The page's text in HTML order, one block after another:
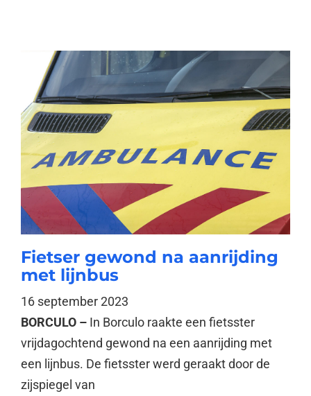
Fietser gewond na aanrijding
met lijnbus
16 september 2023
BORCULO – In Borculo raakte een fietsster
vrijdagochtend gewond na een aanrijding met
een lijnbus. De fietsster werd geraakt door de
zijspiegel van